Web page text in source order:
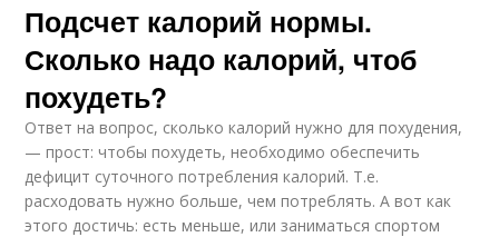
Подсчет калорий нормы.
Сколько надо калорий, чтоб
похудеть?
Ответ на вопрос, сколько калорий нужно для похудения,
— прост: чтобы похудеть, необходимо обеспечить
дефицит суточного потребления калорий. Т.е.
расходовать нужно больше, чем потреблять. А вот как
этого достичь: есть меньше, или заниматься спортом